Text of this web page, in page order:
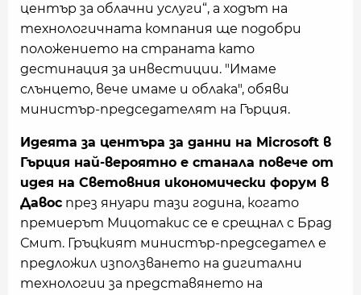
център за облачни услуги“, а ходът на
технологичната компания ще подобри
положението на страната като
дестинация за инвестиции. "Имаме
слънцето, вече имаме и облака", обяви
министър-председателят на Гърция.
Идеята за центъра за данни на Microsoft в
Гърция най-вероятно е станала повече от
идея на Световния икономически форум в
Давос през януари тази година, когато
премиерът Мицотакис се е срещнал с Брад
Смит. Гръцкият министър-председател е
предложил използването на дигитални
технологии за представянето на